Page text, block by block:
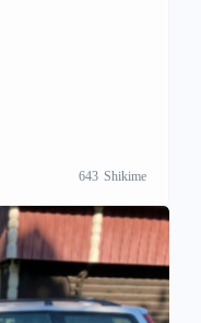
643 Shikime